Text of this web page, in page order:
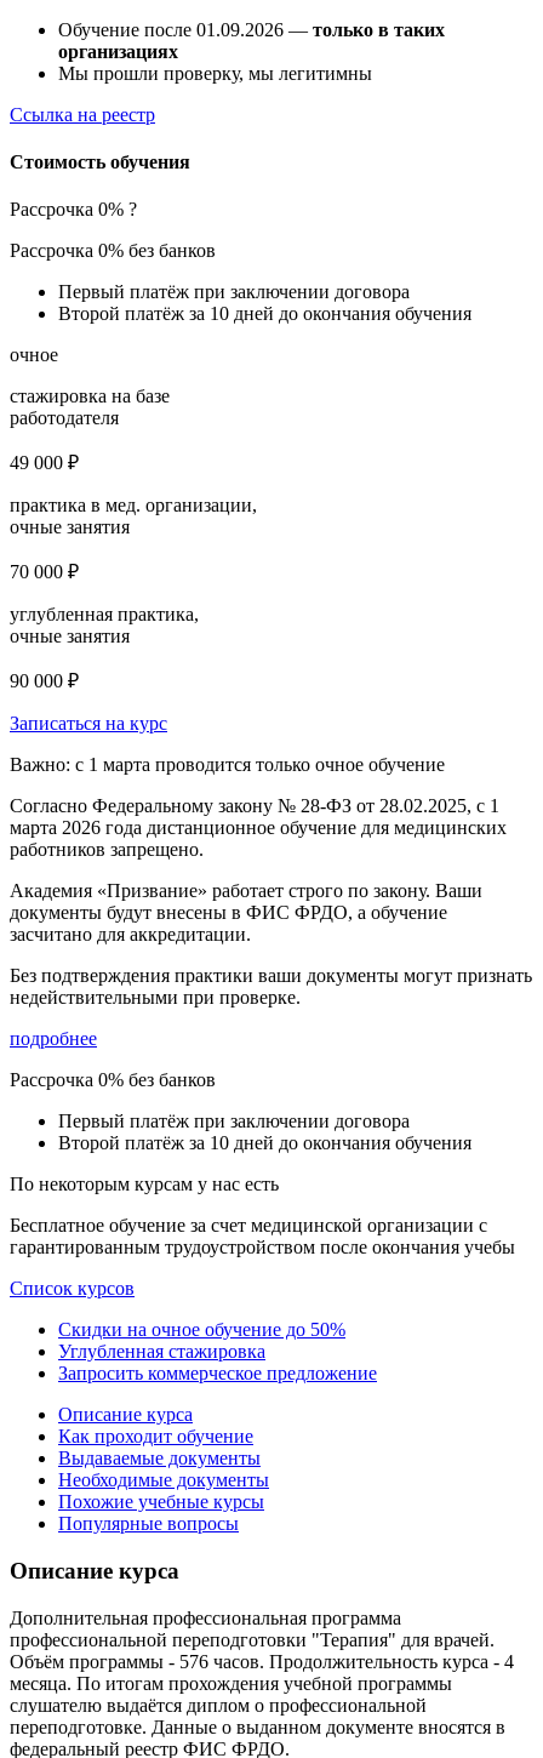
Обучение после 01.09.2026 — только в таких
организациях
Мы прошли проверку, мы легитимны
Ссылка на реестр
Стоимость обучения
Рассрочка 0% ?
Рассрочка 0% без банков
Первый платёж при заключении договора
Второй платёж за 10 дней до окончания обучения
очное
стажировка на базе
работодателя
49 000 ₽
практика в мед. организации,
очные занятия
70 000 ₽
углубленная практика,
очные занятия
90 000 ₽
Записаться на курс
Важно: с 1 марта проводится только очное обучение
Согласно Федеральному закону № 28-ФЗ от 28.02.2025, с 1
марта 2026 года дистанционное обучение для медицинских
работников запрещено.
Академия «Призвание» работает строго по закону. Ваши
документы будут внесены в ФИС ФРДО, а обучение
засчитано для аккредитации.
Без подтверждения практики ваши документы могут признать
недействительными при проверке.
подробнее
Рассрочка 0% без банков
Первый платёж при заключении договора
Второй платёж за 10 дней до окончания обучения
По некоторым курсам у нас есть
Бесплатное обучение за счет медицинской организации с
гарантированным трудоустройством после окончания учебы
Список курсов
Скидки на очное обучение до 50%
Углубленная стажировка
Запросить коммерческое предложение
Описание курса
Как проходит обучение
Выдаваемые документы
Необходимые документы
Похожие учебные курсы
Популярные вопросы
Описание курса
Дополнительная профессиональная программа
профессиональной переподготовки "Терапия" для врачей.
Объём программы - 576 часов. Продолжительность курса - 4
месяца. По итогам прохождения учебной программы
слушателю выдаётся диплом о профессиональной
переподготовке. Данные о выданном документе вносятся в
федеральный реестр ФИС ФРДО.